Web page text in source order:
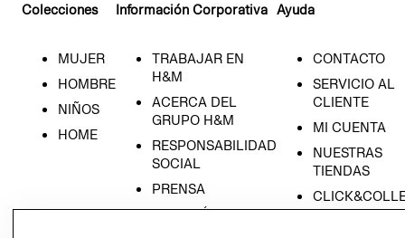
Colecciones
MUJER
HOMBRE
NIÑOS
HOME
Información Corporativa
TRABAJAR EN
H&M
ACERCA DEL
GRUPO H&M
RESPONSABILIDAD
SOCIAL
PRENSA
RELACIÓN CON
Ayuda
CONTACTO
SERVICIO AL
CLIENTE
MI CUENTA
NUESTRAS
TIENDAS
- RETIRO EN